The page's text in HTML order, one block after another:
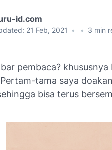
id.com
21 Feb, 2021 • • 3 min
pembaca?
tama saya
bisa terus